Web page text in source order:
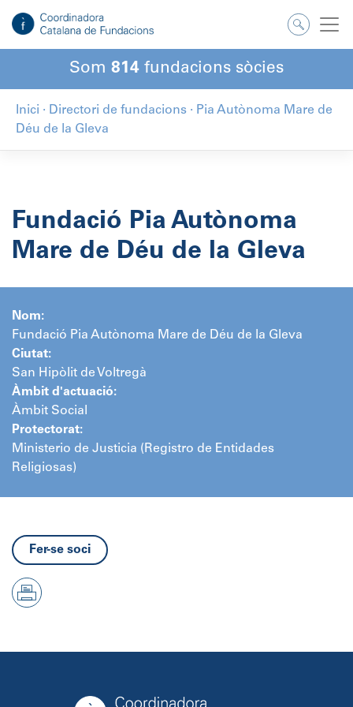
contingut
Som 814 fundacions sòcies
Inici · Directori de fundacions · Pia Autònoma Mare de
Déu de la Gleva
Fundació Pia Autònoma
Mare de Déu de la Gleva
Nom:
Fundació Pia Autònoma Mare de Déu de la Gleva
Ciutat:
San Hipòlit de Voltregà
Àmbit d'actuació:
Àmbit Social
Protectorat:
Ministerio de Justicia (Registro de Entidades
Religiosas)
Fer-se soci